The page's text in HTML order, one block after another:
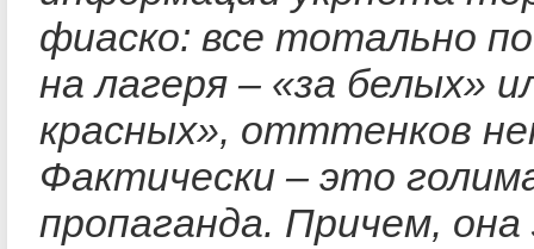
фиаско: все тотально
на лагеря – «за белых»
красных», отттенков
Фактически – это
пропаганда. Причем,